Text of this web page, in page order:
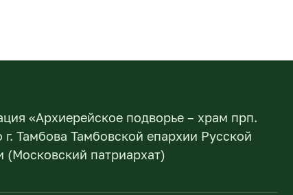
«Архиерейское подворье – храм прп.
Тамбова Тамбовской епархии Русской
(Московский патриархат)